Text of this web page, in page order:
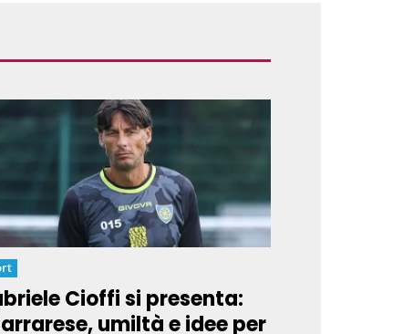
Cioffi si presenta:
umiltà e idee per